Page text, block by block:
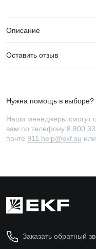
Описание
Оставить отзыв
Нужна помощь в выборе?
Наши менеджеры смогут
вам по телефону 8 800
почте 911.help@ekf.su или
Заказать обратный